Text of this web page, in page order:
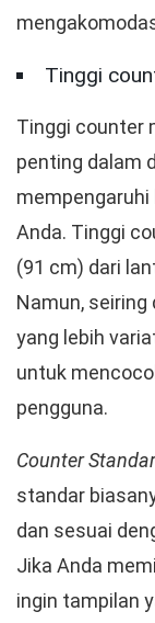
Tinggi
Tinggi counter
penting dalam
Anda. Tinggi
(91 cm) dari
Namun,
yang lebih
untuk
pengguna.
Counter Standar
standar
dan sesuai
Jika Anda
ingin tampilan